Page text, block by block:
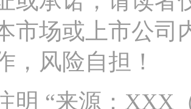
市场或上市公司
，风险自担！
明 “来源：XXX